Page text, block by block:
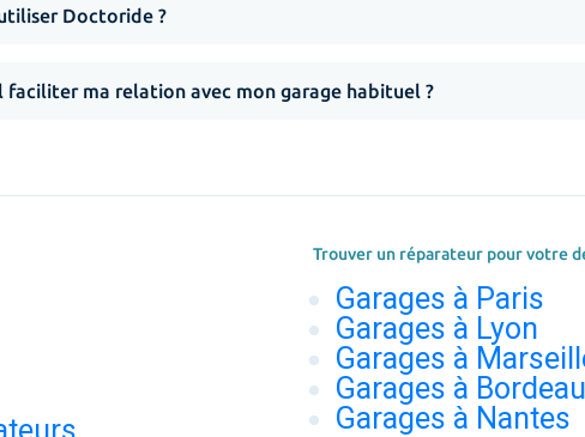
Doctoride ?
ma relation avec mon garage habituel ?
Trouver un réparateur pour votre
Garages à Paris
Garages à Lyon
Garages à
Garages à
Garages à Nantes